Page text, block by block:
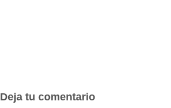
Deja tu comentario